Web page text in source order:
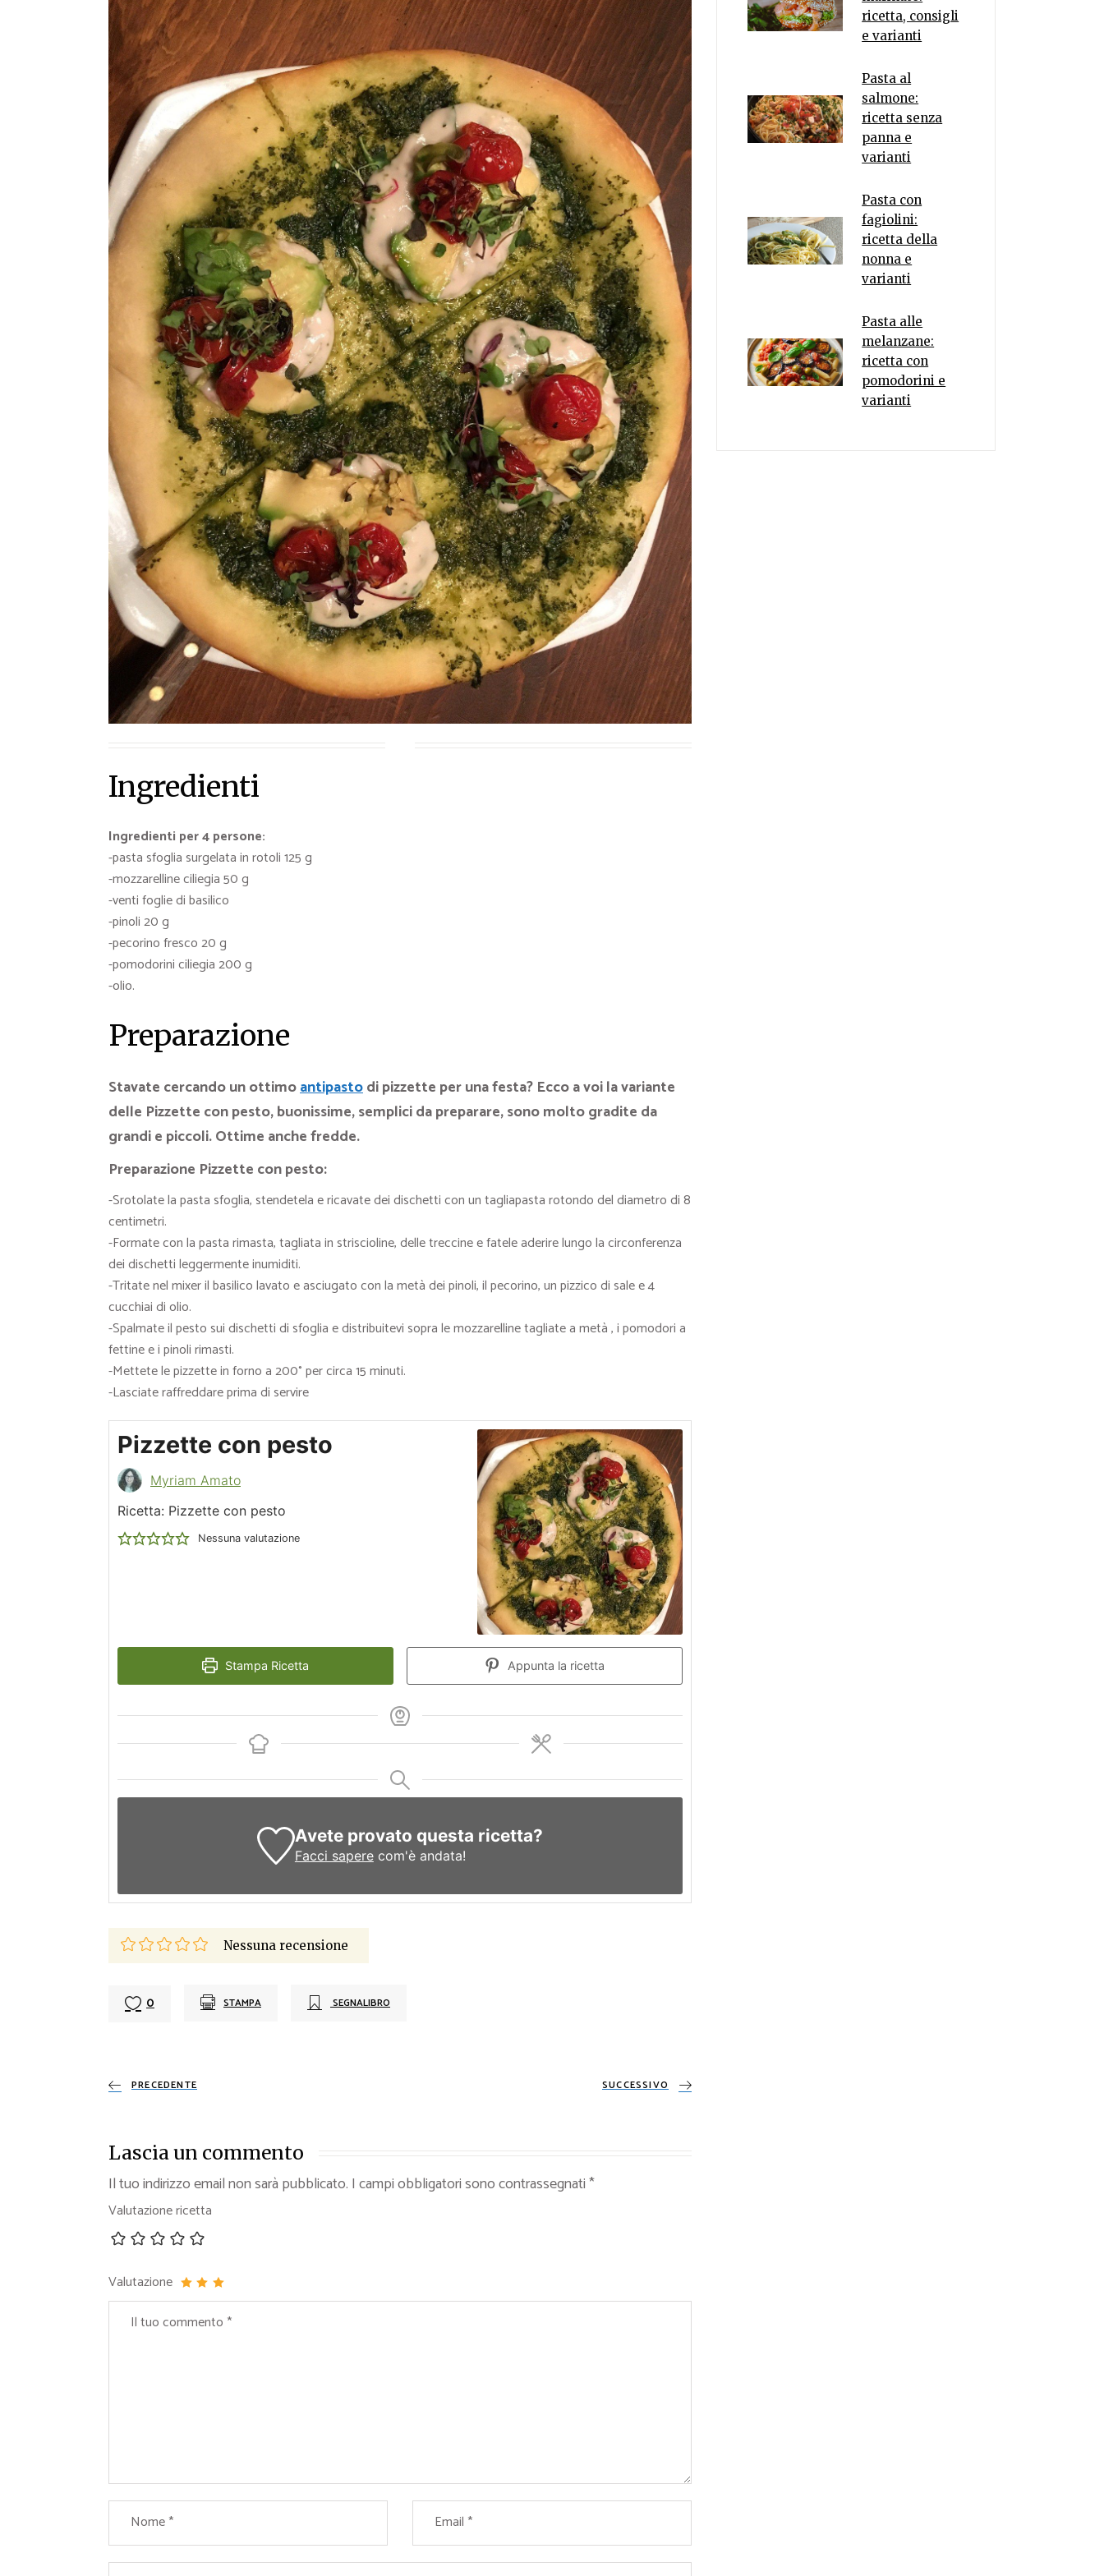
Ricette Piatti unici
Ricette Pesce
Video Ricette
Ricette per Ingrediente
Ingredienti
Ingredienti per 4 persone:
-pasta sfoglia surgelata in rotoli 125 g
-mozzarelline ciliegia 50 g
-venti foglie di basilico
-pinoli 20 g
-pecorino fresco 20 g
-pomodorini ciliegia 200 g
-olio.
Preparazione
Stavate cercando un ottimoantipastodi pizzette per una festa? Ecco a voi la variante
delle Pizzette con pesto, buonissime, semplici da preparare, sono molto gradite da
grandi e piccoli. Ottime anche fredde.
Preparazione Pizzette con pesto:
-Srotolate la pasta sfoglia, stendetela e ricavate dei dischetti con un tagliapasta rotondo del diametro di 8
centimetri.
-Formate con la pasta rimasta, tagliata in striscioline, delle treccine e fatele aderire lungo la circonferenza
dei dischetti leggermente inumiditi.
-Tritate nel mixer il basilico lavato e asciugato con la metà dei pinoli, il pecorino, un pizzico di sale e 4
cucchiai di olio.
-Spalmate il pesto sui dischetti di sfoglia e distribuitevi sopra le mozzarelline tagliate a metà , i pomodori a
fettine e i pinoli rimasti.
-Mettete le pizzette in forno a 200° per circa 15 minuti.
-Lasciate raffreddare prima di servire
Pizzette con pesto
Myriam Amato
Ricetta: Pizzette con pesto
Nessuna valutazione
Stampa Ricetta Appunta la ricetta
Avete provato questa ricetta?
Facci saperecom'è andata!
Nessuna recensione
0 STAMPA SEGNALIBRO
PRECEDENTE SUCCESSIVO
Lascia un commento
Il tuo indirizzo email non sarà pubblicato. I campi obbligatori sono contrassegnati*
Valutazione ricetta
Valutazione
ricetta, consigli
e varianti
Pasta al
salmone:
ricetta senza
panna e
varianti
Pasta con
fagiolini:
ricetta della
nonna e
varianti
Pasta alle
melanzane:
ricetta con
pomodorini e
varianti